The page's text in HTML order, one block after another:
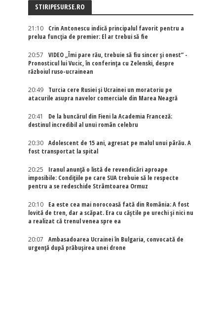
STIRIPESURSE.RO
21:10
Crin Antonescu indică principalul favorit pentru a
prelua funcția de premier: El ar trebui să fie
20:57
VIDEO „Îmi pare rău, trebuie să fiu sincer și onest” -
Pronosticul lui Vucic, în conferința cu Zelenski, despre
războiul ruso-ucrainean
20:49
Turcia cere Rusiei și Ucrainei un moratoriu pe
atacurile asupra navelor comerciale din Marea Neagră
20:41
De la buncărul din Fieni la Academia Franceză:
destinul incredibil al unui român celebru
20:30
Adolescent de 15 ani, agresat pe malul unui pârău. A
fost transportat la spital
20:25
Iranul anunță o listă de revendicări aproape
imposibile: Condițiile pe care SUA trebuie să le respecte
pentru a se redeschide Strâmtoarea Ormuz
20:10
Ea este cea mai norocoasă fată din România: A fost
lovită de tren, dar a scăpat. Era cu căștile pe urechi și nici nu
a realizat că trenul venea spre ea
20:07
Ambasadoarea Ucrainei în Bulgaria, convocată de
urgență după prăbușirea unei drone